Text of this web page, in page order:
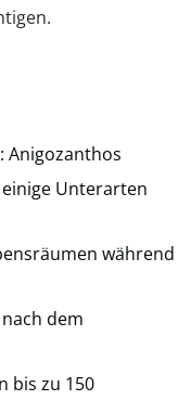
Anigozanthos
Unterarten
während
dem
bis zu 150